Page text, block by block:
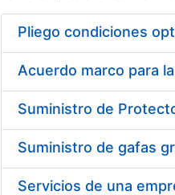
Erakutsi/Ezkutatu
Pliego condiciones
Acuerdo marco para